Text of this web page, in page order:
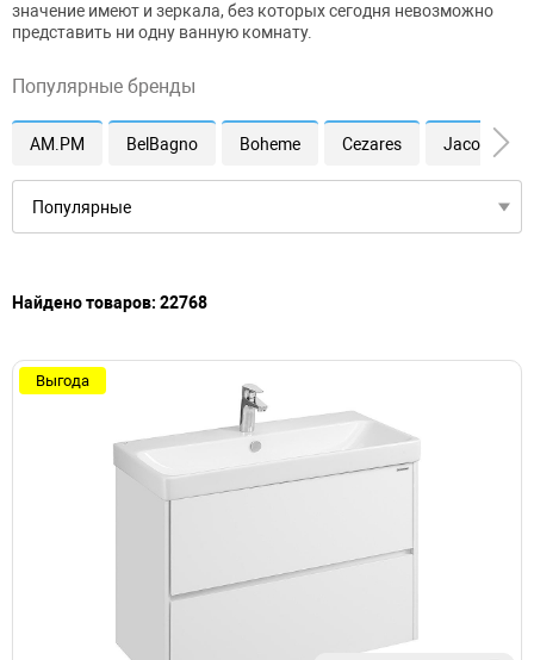
значение имеют и зеркала, без которых сегодня невозможно
представить ни одну ванную комнату.
Популярные бренды
AM.PM BelBagno Boheme Cezares Jacob
Найдено товаров: 22768
Выгода